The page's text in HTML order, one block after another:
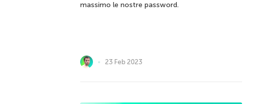
massimo le nostre password.
23 Feb 2023